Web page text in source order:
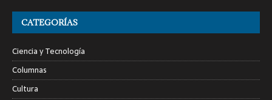
CATEGORÍAS
Ciencia y Tecnología
Columnas
Cultura